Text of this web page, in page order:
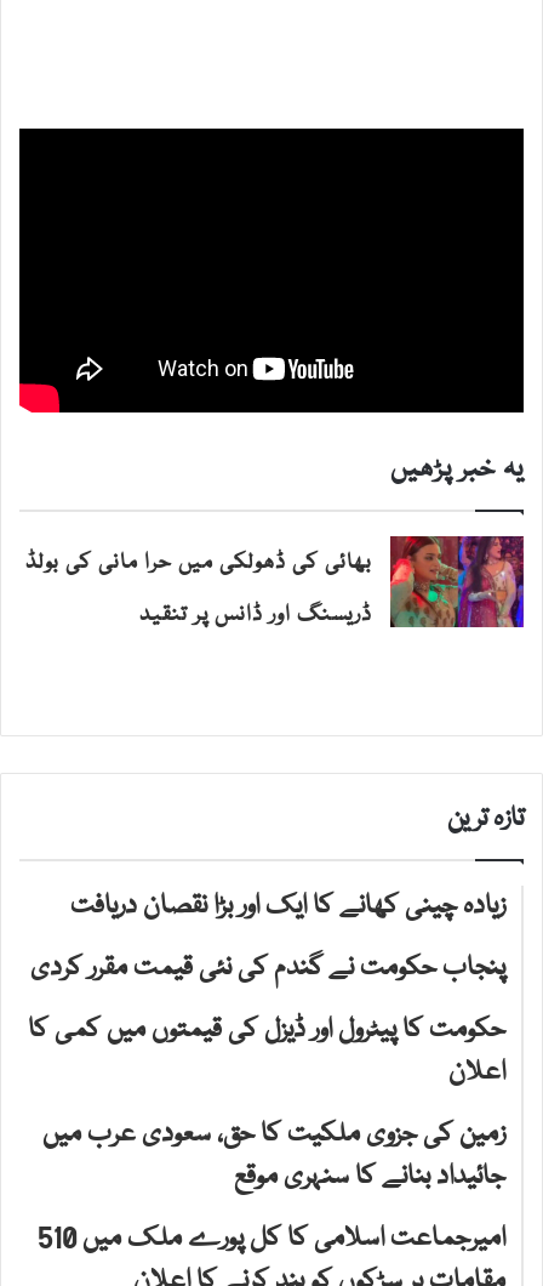
یہ خبر پڑھیں
بھائی کی ڈھولکی میں حرا مانی کی بولڈ
ڈریسنگ اور ڈانس پر تنقید
تازہ ترین
زیادہ چینی کھانے کا ایک اور بڑا نقصان دریافت
پنجاب حکومت نے گندم کی نئی قیمت مقرر کردی
حکومت کا پیٹرول اور ڈیزل کی قیمتوں میں کمی کا
اعلان
زمین کی جزوی ملکیت کا حق، سعودی عرب میں
جائیداد بنانے کا سنہری موقع
امیرجماعت اسلامی کا کل پورے ملک میں 510